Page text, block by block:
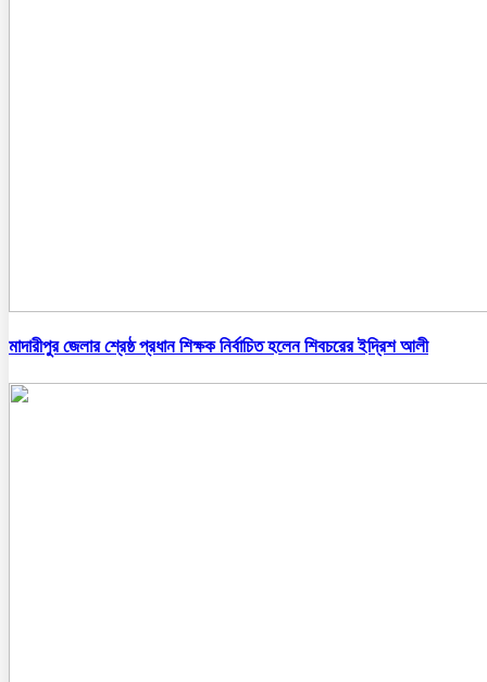
মাদারীপুর জেলার শ্রেষ্ঠ প্রধান শিক্ষক নির্বাচিত হলেন শিবচরের ইদ্রিশ আলী